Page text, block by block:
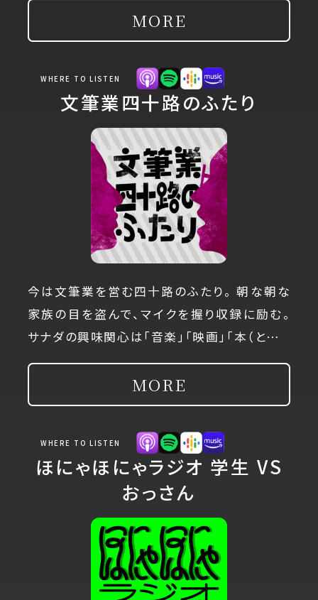
MORE
WHERE TO LISTEN
文筆業四十路のふたり
今は文筆業を営む四十路のふたり。 朝な朝な
家族の目を盗んで、マイクを握り収録に励む。
サナダの興味関心は「音楽」「映画」「本（と…
MORE
WHERE TO LISTEN
ほにゃほにゃラジオ 学生 VS
おっさん